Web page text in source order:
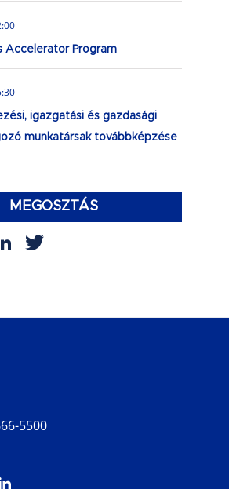
Accelerator Program
igazgatási és gazdasági
munkatársak továbbképzése
MEGOSZTÁS
LinkedIn
5500